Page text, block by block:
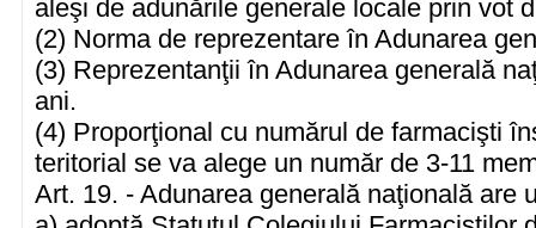
aleşi de adunările generale locale prin vot
(2) Norma de reprezentare în Adunarea
(3) Reprezentanţii în Adunarea generală
ani.
(4) Proporţional cu numărul de farmacişti
teritorial se va alege un număr de 3-11
Art. 19. - Adunarea generală naţională are